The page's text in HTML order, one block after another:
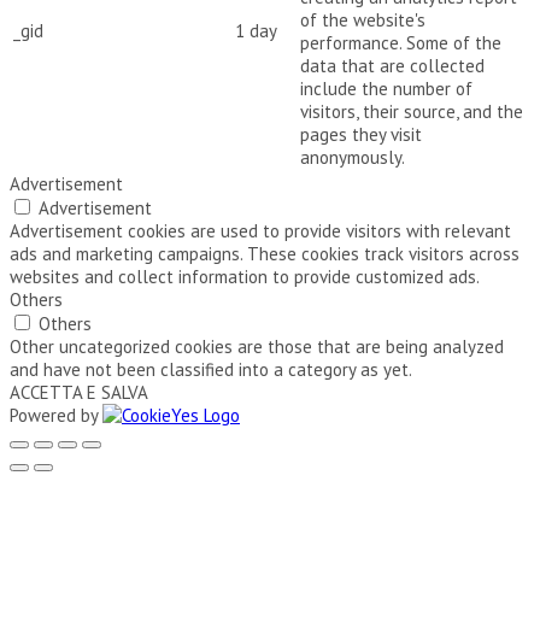
_gid 1 day
of the website's
performance. Some of the
data that are collected
include the number of
visitors, their source, and the
pages they visit
anonymously.
Advertisement
Advertisement
Advertisement cookies are used to provide visitors with relevant
ads and marketing campaigns. These cookies track visitors across
websites and collect information to provide customized ads.
Others
Others
Other uncategorized cookies are those that are being analyzed
and have not been classified into a category as yet.
ACCETTA E SALVA
Powered by